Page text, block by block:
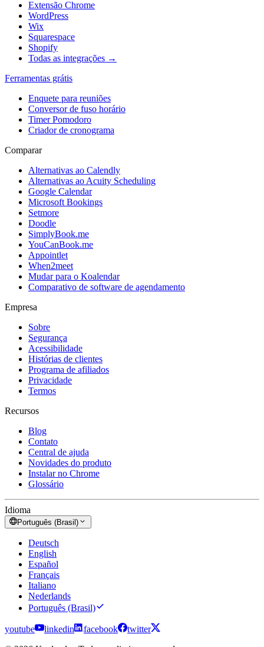
Extensão Chrome
WordPress
Wix
Squarespace
Shopify
Todas as integrações →
Ferramentas grátis
Enquete para reuniões
Conversor de fuso horário
Timer Pomodoro
Criador de cronograma
Comparar
Alternativas ao Calendly
Alternativas ao Acuity Scheduling
Google Calendar
Microsoft Bookings
Setmore
Doodle
SimplyBook.me
YouCanBook.me
Appointlet
When2meet
Mudar para o Koalendar
Comparativo de software de agendamento
Empresa
Sobre
Segurança
Acessibilidade
Histórias de clientes
Programa de afiliados
Privacidade
Termos
Recursos
Blog
Contato
Central de ajuda
Novidades do produto
Instalar no Chrome
Glossário
Idioma
Português (Brasil)
Deutsch
English
Español
Français
Italiano
Nederlands
Português (Brasil)
youtube linkedin facebook
twitter